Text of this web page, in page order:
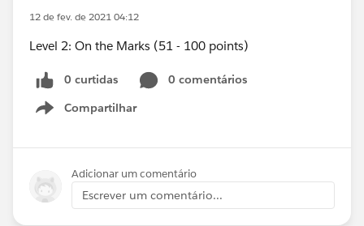
12 de fev. de 2021 04:12
Level 2: On the Marks (51 - 100 points)
0 curtidas
0 comentários
Compartilhar
Show menu
Adicionar um comentário
Escrever um comentário...